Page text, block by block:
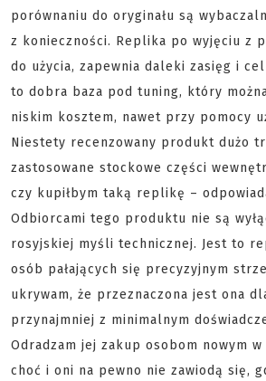
porównaniu do oryginału są
z konieczności. Replika po wyjęciu z
do użycia, zapewnia daleki zasięg i
to dobra baza pod tuning, który
niskim kosztem, nawet przy pomocy
Niestety recenzowany produkt dużo
zastosowane stockowe części
czy kupiłbym taką replikę –
Odbiorcami tego produktu nie są
rosyjskiej myśli technicznej. Jest to
osób pałających się precyzyjnym
ukrywam, że przeznaczona jest ona
przynajmniej z minimalnym
Odradzam jej zakup osobom nowym w
choć i oni na pewno nie zawiodą się,